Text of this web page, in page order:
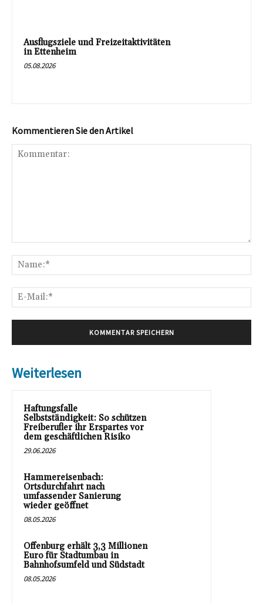
Ausflugsziele und Freizeitaktivitäten
in Ettenheim
05.08.2026
Kommentieren Sie den Artikel
Weiterlesen
Haftungsfalle
Selbstständigkeit: So schützen
Freiberufler ihr Erspartes vor
dem geschäftlichen Risiko
29.06.2026
Hammereisenbach:
Ortsdurchfahrt nach
umfassender Sanierung
wieder geöffnet
08.05.2026
Offenburg erhält 3,3 Millionen
Euro für Stadtumbau in
Bahnhofsumfeld und Südstadt
08.05.2026